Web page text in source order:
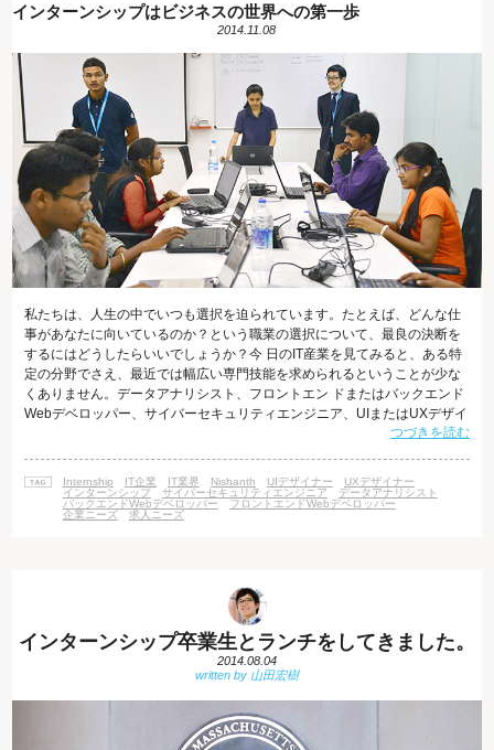
インターンシップはビジネスの世界への第一歩
2014.11.08
私たちは、人生の中でいつも選択を迫られています。たとえば、どんな仕
事があなたに向いているのか？という職業の選択について、最良の決断を
するにはどうしたらいいでしょうか？今 日のIT産業を見てみると、ある特
定の分野でさえ、最近では幅広い専門技能を求められるということが少な
くありません。データアナリシスト、フロントエン ドまたはバックエンド
Webデベロッパー、サイバーセキュリティエンジニア、UIまたはUXデザイ
ナーなど、どれを選ぶか、あなたの選択肢は無数にありま す。では、あな
応えるために、あなたはどのように準備をしますか？学 生が大学で教え込
まれているスキルセット
つづきを読む
Internship IT企業 IT業界 Nishanth UIデザイナー
UXデザイナー
インターンシップ
サイバーセキュリティエンジニア
データアナリシスト
バックエンドWebデベロッパー
フロントエンドWebデベロッパー
企業ニーズ
求人ニーズ
インターンシップ卒業生とランチをしてきました。
2014.08.04